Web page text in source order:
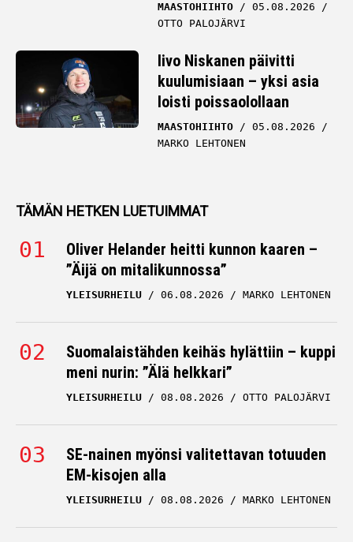
MAASTOHIIHTO
05.08.2026
OTTO PALOJÄRVI
Iivo Niskanen päivitti
kuulumisiaan – yksi asia
loisti poissaolollaan
MAASTOHIIHTO
05.08.2026
MARKO LEHTONEN
TÄMÄN HETKEN LUETUIMMAT
Oliver Helander heitti kunnon kaaren –
”Äijä on mitalikunnossa”
YLEISURHEILU 06.08.2026 MARKO LEHTONEN
Suomalaistähden keihäs hylättiin – kuppi
meni nurin: ”Älä helkkari”
YLEISURHEILU 08.08.2026 OTTO PALOJÄRVI
SE-nainen myönsi valitettavan totuuden
EM-kisojen alla
YLEISURHEILU 08.08.2026 MARKO LEHTONEN